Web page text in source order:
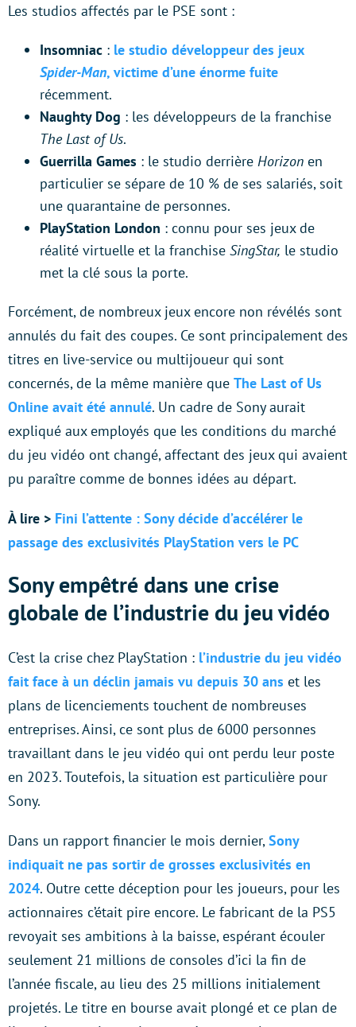
Les studios affectés par le PSE sont :
Insomniac : le studio développeur des jeux
Spider-Man, victime d’une énorme fuite
récemment.
Naughty Dog : les développeurs de la franchise
The Last of Us.
Guerrilla Games : le studio derrière Horizon en
particulier se sépare de 10 % de ses salariés, soit
une quarantaine de personnes.
PlayStation London : connu pour ses jeux de
réalité virtuelle et la franchise SingStar, le studio
met la clé sous la porte.
Forcément, de nombreux jeux encore non révélés sont
annulés du fait des coupes. Ce sont principalement des
titres en live-service ou multijoueur qui sont
concernés, de la même manière que The Last of Us
Online avait été annulé. Un cadre de Sony aurait
expliqué aux employés que les conditions du marché
du jeu vidéo ont changé, affectant des jeux qui avaient
pu paraître comme de bonnes idées au départ.
À lire > Fini l’attente : Sony décide d’accélérer le
passage des exclusivités PlayStation vers le PC
Sony empêtré dans une crise
globale de l’industrie du jeu vidéo
C’est la crise chez PlayStation : l’industrie du jeu vidéo
fait face à un déclin jamais vu depuis 30 ans et les
plans de licenciements touchent de nombreuses
entreprises. Ainsi, ce sont plus de 6000 personnes
travaillant dans le jeu vidéo qui ont perdu leur poste
en 2023. Toutefois, la situation est particulière pour
Sony.
Dans un rapport financier le mois dernier, Sony
indiquait ne pas sortir de grosses exclusivités en
2024. Outre cette déception pour les joueurs, pour les
actionnaires c’était pire encore. Le fabricant de la PS5
revoyait ses ambitions à la baisse, espérant écouler
seulement 21 millions de consoles d’ici la fin de
l’année fiscale, au lieu des 25 millions initialement
projetés. Le titre en bourse avait plongé et ce plan de